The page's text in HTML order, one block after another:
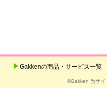
Gakkenの商品・サービス一覧
©Gakken 当サイ